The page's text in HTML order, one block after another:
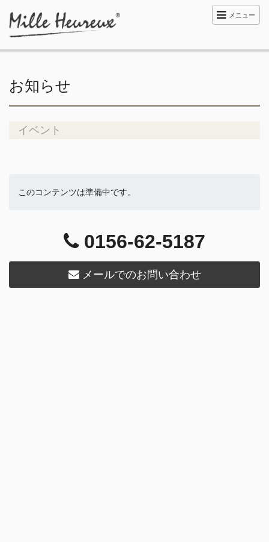
メニュー
お知らせ
イベント
このコンテンツは準備中です。
0156-62-5187
メールでのお問い合わせ